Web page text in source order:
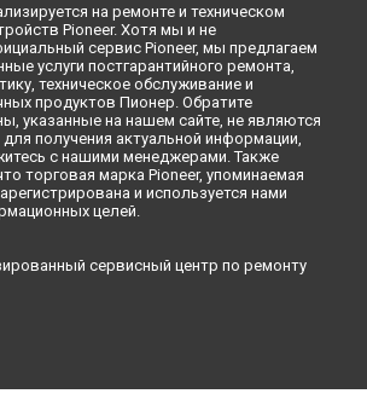
на ремонте и техническом
Pioneer. Хотя мы и не
сервис Pioneer, мы предлагаем
услуги постгарантийного ремонта,
техническое обслуживание и
продуктов Пионер. Обратите
указанные на нашем сайте, не являются
получения актуальной информации,
с нашими менеджерами. Также
торговая марка Pioneer, упоминаемая
и используется нами
целей.
сервисный центр по ремонту